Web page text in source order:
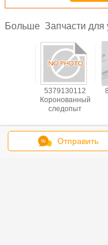
Больше Запчасти
5379130112
Коронованный
следопыт
Отправить
Измените язык